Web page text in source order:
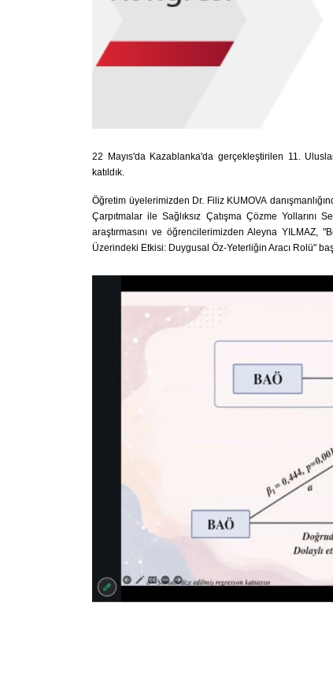
22 Mayıs'da Kazablanka'da gerçekleştirilen 11.
katıldık.
Öğretim üyelerimizden Dr. Filiz KUMOVA
Çarpıtmalar ile Sağlıksız Çatışma Çözme Yollarını
araştırmasını ve öğrencilerimizden Aleyna YILMAZ, "
Üzerindeki Etkisi: Duygusal Öz-Yeterliğin Aracı Rolü"